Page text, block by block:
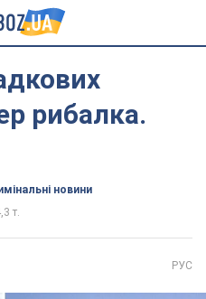
рибалка.
новини
т.
РУС